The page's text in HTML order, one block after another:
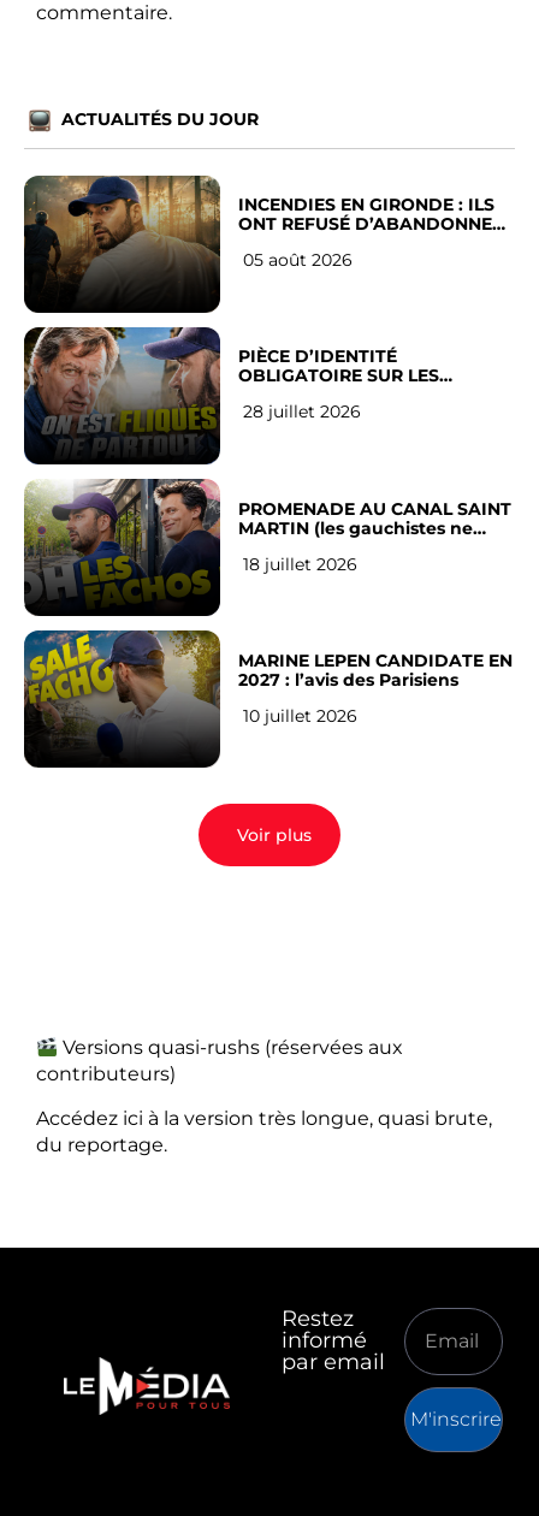
commentaire.
ACTUALITÉS DU JOUR
INCENDIES EN GIRONDE : ILS
ONT REFUSÉ D’ABANDONNER
05 août 2026
PIÈCE D’IDENTITÉ
OBLIGATOIRE SUR LES
Français
28 juillet 2026
PROMENADE AU CANAL SAINT
MARTIN (les gauchistes ne
18 juillet 2026
MARINE LEPEN CANDIDATE EN
2027 : l’avis des Parisiens
10 juillet 2026
Voir plus
Versions quasi-rushs (réservées aux
contributeurs)
Accédez ici à la version très longue, quasi brute,
du reportage.
Restez
informé
par email
M'inscrire